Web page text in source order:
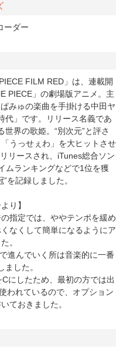
ーダー
FILM RED」は、連載開
PIECE」の劇場版アニメ。主
みゅの楽曲を手掛ける中田ヤ
代」です。リリース名義であ
世界の歌姫。“別次元”と評さ
うっせぇわ」を大ヒットさせ
リースされ、iTunes総合ソン
ムランキングなどで1位を獲
を記録しました。
り】
指定では、ややテンポを緩め
なくして簡単になるようにア
。
進んでいく所は音楽的に一番
した。
にしたため、最初の方では出
われているので、オプション
ておきました。